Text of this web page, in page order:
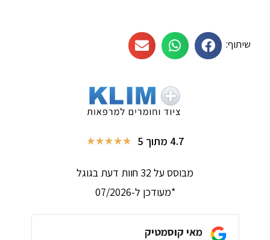
שיתוף:
4.7 מתוך 5 ★
★
★
★
★
מבוסס על 32 חוות דעת בגוגל
*מעודכן ל-07/2026
מאי קוסמטיק